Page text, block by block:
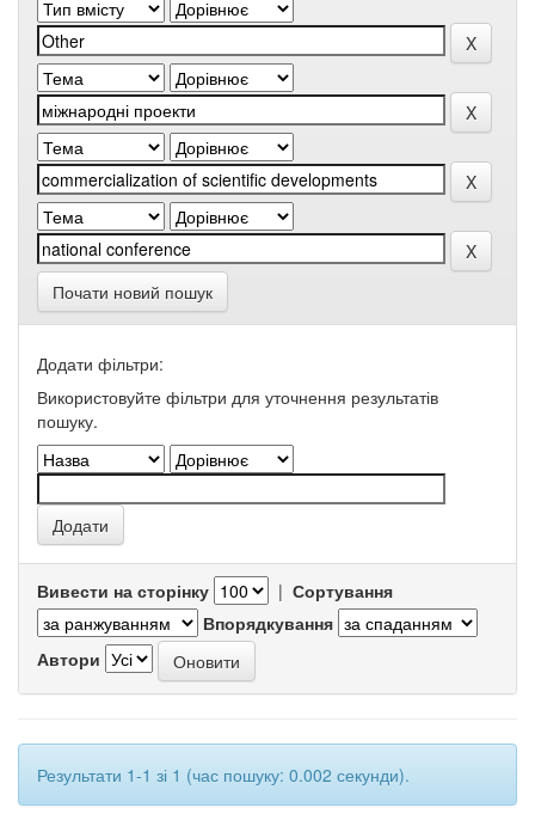
Почати новий пошук
Додати фільтри:
Використовуйте фільтри для уточнення результатів
пошуку.
Вивести на сторінку | Сортування
Впорядкування
Автори
Результати 1-1 зі 1 (час пошуку: 0.002 секунди).